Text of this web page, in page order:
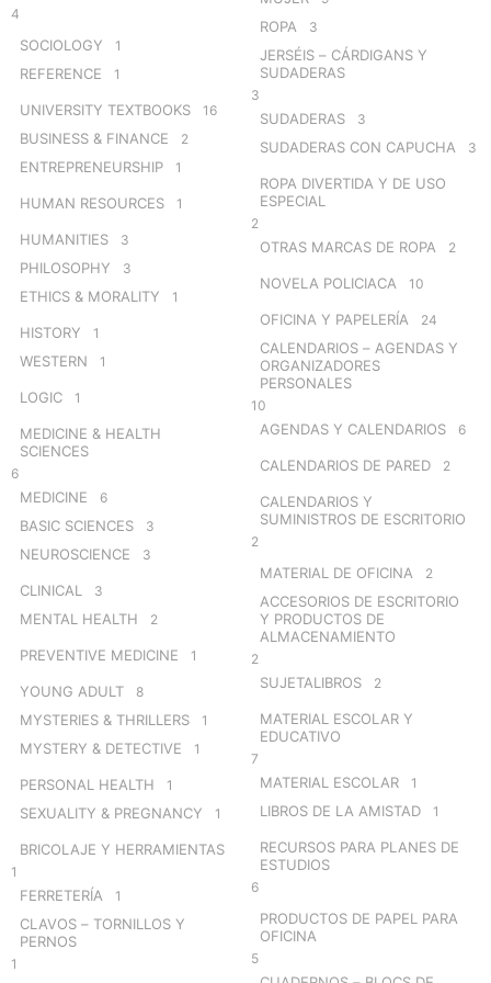
4
SOCIOLOGY 1
REFERENCE 1
UNIVERSITY TEXTBOOKS 16
BUSINESS & FINANCE 2
ENTREPRENEURSHIP 1
HUMAN RESOURCES 1
HUMANITIES 3
PHILOSOPHY 3
ETHICS & MORALITY 1
HISTORY 1
WESTERN 1
LOGIC 1
MEDICINE & HEALTH
SCIENCES
6
MEDICINE 6
BASIC SCIENCES 3
NEUROSCIENCE 3
CLINICAL 3
MENTAL HEALTH 2
PREVENTIVE MEDICINE 1
YOUNG ADULT 8
MYSTERIES & THRILLERS 1
MYSTERY & DETECTIVE 1
PERSONAL HEALTH 1
SEXUALITY & PREGNANCY 1
BRICOLAJE Y HERRAMIENTAS
1
FERRETERÍA 1
CLAVOS – TORNILLOS Y
PERNOS
1
ROPA 3
JERSÉIS – CÁRDIGANS Y
SUDADERAS
3
SUDADERAS 3
SUDADERAS CON CAPUCHA 3
ROPA DIVERTIDA Y DE USO
ESPECIAL
2
OTRAS MARCAS DE ROPA 2
NOVELA POLICIACA 10
OFICINA Y PAPELERÍA 24
CALENDARIOS – AGENDAS Y
ORGANIZADORES
PERSONALES
10
AGENDAS Y CALENDARIOS 6
CALENDARIOS DE PARED 2
CALENDARIOS Y
SUMINISTROS DE ESCRITORIO
2
MATERIAL DE OFICINA 2
ACCESORIOS DE ESCRITORIO
Y PRODUCTOS DE
ALMACENAMIENTO
2
SUJETALIBROS 2
MATERIAL ESCOLAR Y
EDUCATIVO
7
MATERIAL ESCOLAR 1
LIBROS DE LA AMISTAD 1
RECURSOS PARA PLANES DE
ESTUDIOS
6
PRODUCTOS DE PAPEL PARA
OFICINA
5